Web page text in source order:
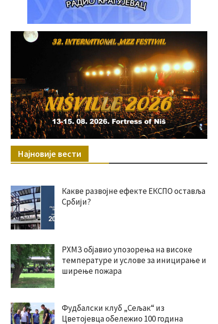
Најновије вести
Какве развојне ефекте ЕКСПО оставља
Србији?
РХМЗ објавио упозорења на високе
температуре и услове за иницирање и
ширење пожара
Фудбалски клуб „Сељак“ из
Цветојевца обележио 100 година